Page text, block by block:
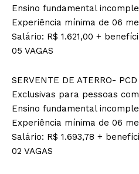
Ensino fundamental
Experiência mínima de 06
Salário: R$ 1.621,00 +
05 VAGAS
SERVENTE DE ATERRO- PCD
Exclusivas para pessoas
Ensino fundamental
Experiência mínima de 06
Salário: R$ 1.693,78 +
02 VAGAS